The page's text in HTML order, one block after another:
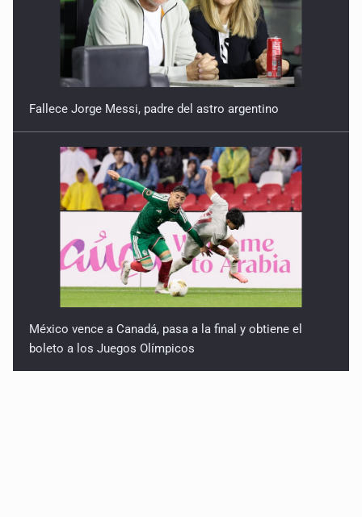
Fallece Jorge Messi, padre del astro argentino
México vence a Canadá, pasa a la final y obtiene el
boleto a los Juegos Olímpicos